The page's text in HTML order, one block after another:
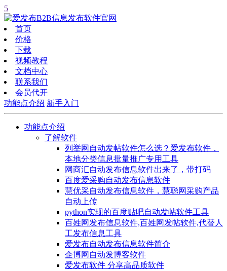
5
首页
价格
下载
视频教程
文档中心
联系我们
会员代开
功能点介绍 新手入门
功能点介绍
了解软件
列举网自动发帖软件怎么选？爱发布软件，
本地分类信息批量推广专用工具
网商汇自动发布信息软件出来了，带打码
百度爱采购自动发布信息软件
慧优采自动发布信息软件，慧聪网采购产品
自动上传
python实现的百度贴吧自动发帖软件工具
百姓网发布信息软件,百姓网发帖软件,代替人
工发布信息工具
爱发布自动发布信息软件简介
企博网自动发博客软件
爱发布软件 分享高品质软件